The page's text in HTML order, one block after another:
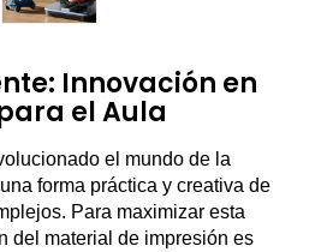
Innovación en
el Aula
el mundo de la
forma práctica y creativa de
Para maximizar esta
del material de impresión es